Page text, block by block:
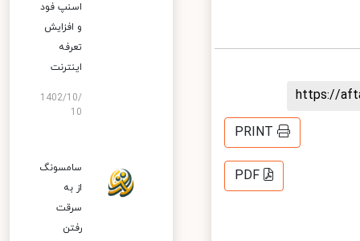
https://
PRINT
PDF
اسنپ‌ فود
و افزایش
تعرفه
اینترنت
1402/10/
10
سامسونگ
از به
سرقت
رفتن